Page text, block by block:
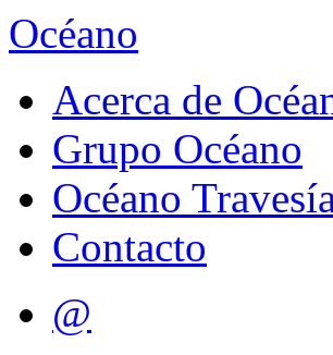
Océano
Acerca de
Grupo Océano
Océano
Contacto
@